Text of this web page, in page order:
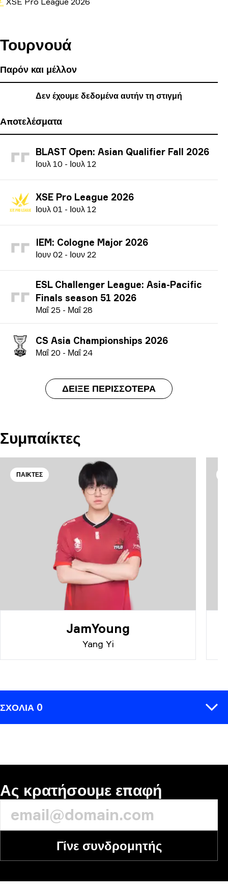
Τουρνουά
Παρόν και μέλλον
Δεν έχουμε δεδομένα αυτήν τη στιγμή
Αποτελέσματα
BLAST Open: Asian Qualifier Fall 2026
Ιουλ 10 - Ιουλ 12
XSE Pro League 2026
Ιουλ 01 - Ιουλ 12
IEM: Cologne Major 2026
Ιουν 02 - Ιουν 22
ESL Challenger League: Asia-Pacific
Finals season 51 2026
Μαΐ 25 - Μαΐ 28
CS Asia Championships 2026
Μαΐ 20 - Μαΐ 24
ΔΕΊΞΕ ΠΕΡΙΣΣΌΤΕΡΑ
Συμπαίκτες
ΠΑΊΚΤΕΣ
JamYoung
Yang Yi
ΣΧΌΛΙΑ 0
Ας κρατήσουμε επαφή
Γίνε συνδρομητής